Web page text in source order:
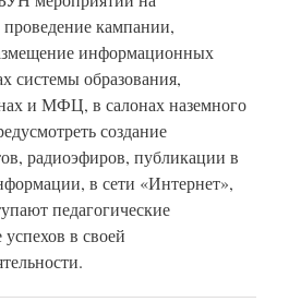
кампании,
информационных
системы образования,
и МФЦ, в салонах наземного
создание
радиоэфиров, публикации в
в сети «Интернет»,
педагогические
в своей